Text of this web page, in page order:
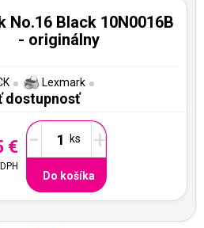
No.16 Black 10N0016B
- originálny
Lexmark
dostupnosť
€ - +
Do košíka